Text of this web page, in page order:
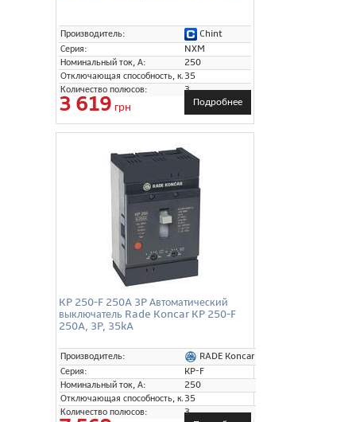
Производитель:
Chint
Серия:
NXM
Номинальный ток, А:
250
Отключающая способность, кА:35
Количество полюсов:
3
3 619 грн Подробнее
KP 250-F 250A 3P Автоматический
выключатель Rade Koncar KP 250-F
250A, 3P, 35kA
Производитель:
RADE Koncar
Серия:
KP-F
Номинальный ток, А:
250
Отключающая способность, кА:35
Количество полюсов:
3